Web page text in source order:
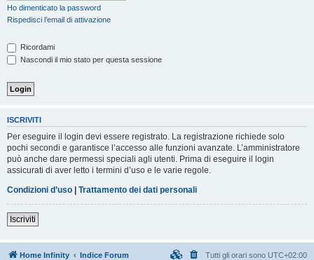
Ho dimenticato la password
Rispedisci l’email di attivazione
Ricordami
Nascondi il mio stato per questa sessione
ISCRIVITI
Per eseguire il login devi essere registrato. La registrazione richiede solo
pochi secondi e garantisce l’accesso alle funzioni avanzate. L’amministratore
può anche dare permessi speciali agli utenti. Prima di eseguire il login
assicurati di aver letto i termini d’uso e le varie regole.
Condizioni d’uso | Trattamento dei dati personali
Iscriviti
Home Infinity Indice Forum Tutti gli orari sono UTC+02:00